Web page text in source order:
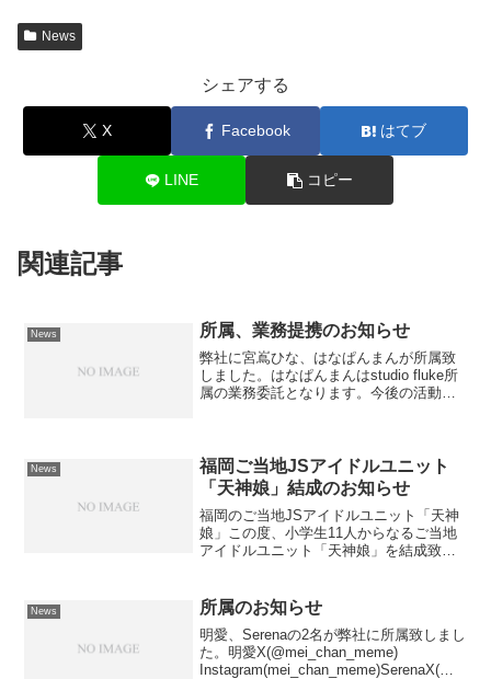
News
シェアする
X Facebook はてブ
LINE コピー
関連記事
News 所属、業務提携のお知らせ
弊社に宮嶌ひな、はなぱんまんが所属致
しました。はなぱんまんはstudio fluke所
属の業務委託となります。今後の活動を
News
福岡ご当地JSアイドルユニット
「天神娘」結成のお知らせ
福岡のご当地JSアイドルユニット「天神
娘」この度、小学生11人からなるご当地
アイドルユニット「天神娘」を結成致し
演を行います。詳細は天神娘公式
X（@tenjin_pr...
News 所属のお知らせ
明愛、Serenaの2名が弊社に所属致しまし
た。明愛X(@mei_chan_meme)
Instagram(mei_chan_meme)SerenaX(@S